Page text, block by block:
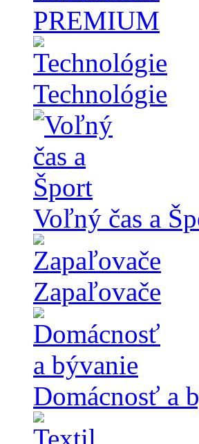
PREMIUM
Technológie
Voľný čas a
Zapaľovače
Domácnosť a